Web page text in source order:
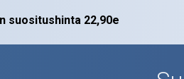
suositushinta 22,90e